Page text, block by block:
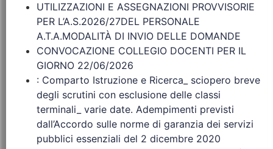
UTILIZZAZIONI E ASSEGNAZIONI PROVVISORIE
PER L’A.S.2026/27DEL PERSONALE
A.T.A.MODALITÀ DI INVIO DELLE DOMANDE
CONVOCAZIONE COLLEGIO DOCENTI PER IL
GIORNO 22/06/2026
: Comparto Istruzione e Ricerca_ sciopero breve
degli scrutini con esclusione delle classi
terminali_ varie date. Adempimenti previsti
dall’Accordo sulle norme di garanzia dei servizi
pubblici essenziali del 2 dicembre 2020